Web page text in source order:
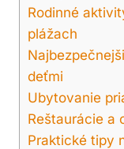
Rodinné
plážach
deťmi
Ubytovanie
Reštaurácie a
Praktické tipy